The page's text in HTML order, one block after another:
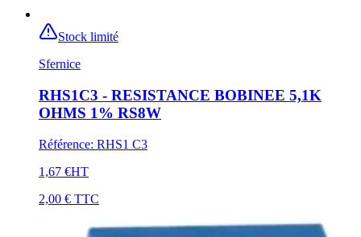
Stock limité
Sfernice
RHS1C3 - RESISTANCE BOBINEE 5,1K
OHMS 1% RS8W
Référence: RHS1 C3
1,67 €HT
2,00 € TTC